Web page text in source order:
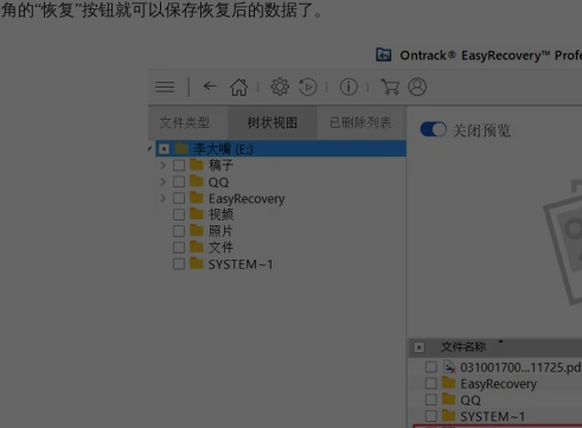
角的“恢复”按钮就可以保存恢复后的数据了。